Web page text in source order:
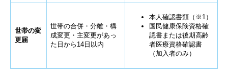
世帯の変
更届
世帯の合併・分離・構
成変更・主変更があっ
た日から14日以内
本人確認書類（※1）
国民健康保険資格確
認書または後期高齢
者医療資格確認書
（加入者のみ）